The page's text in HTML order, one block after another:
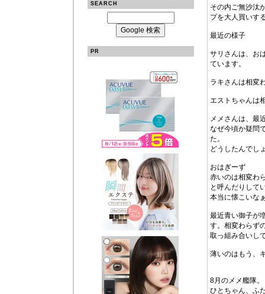
SEARCH
PR
その内ご無沙汰
プを大人買いす
最近の様子
サリさんは、お
ています。
ラキさんは相変
エストちゃんは
メメさんは、最
なぜ今頃か疑問
た。
どうしたんでし
おはぎーず
赤いのは相変わ
と呼んだりして
本当に懐こいな
最近青い御子が
す。相変わらず
取っ組み合いし
薄いのはもう、
8月のメメ艦隊。
ひとちゃん、ふ